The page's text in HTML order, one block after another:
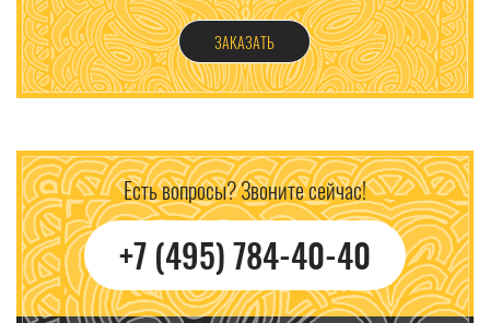
ЗАКАЗАТЬ
Есть вопросы? Звоните сейчас!
+7 (495) 784-40-40